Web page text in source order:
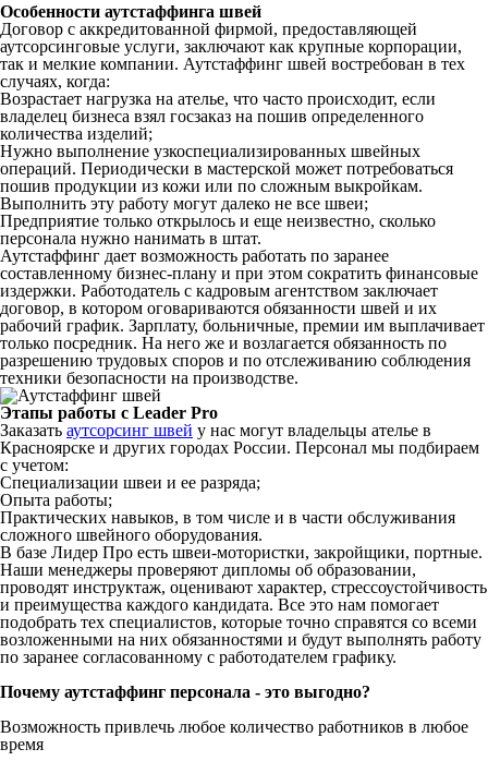
Особенности аутстаффинга швей
Договор с аккредитованной фирмой, предоставляющей
аутсорсинговые услуги, заключают как крупные корпорации,
так и мелкие компании. Аутстаффинг швей востребован в тех
случаях, когда:
Возрастает нагрузка на ателье, что часто происходит, если
владелец бизнеса взял госзаказ на пошив определенного
количества изделий;
Нужно выполнение узкоспециализированных швейных
операций. Периодически в мастерской может потребоваться
пошив продукции из кожи или по сложным выкройкам.
Выполнить эту работу могут далеко не все швеи;
Предприятие только открылось и еще неизвестно, сколько
персонала нужно нанимать в штат.
Аутстаффинг дает возможность работать по заранее
составленному бизнес-плану и при этом сократить финансовые
издержки. Работодатель с кадровым агентством заключает
договор, в котором оговариваются обязанности швей и их
рабочий график. Зарплату, больничные, премии им выплачивает
только посредник. На него же и возлагается обязанность по
разрешению трудовых споров и по отслеживанию соблюдения
техники безопасности на производстве.
Этапы работы с Leader Pro
Заказать аутсорсинг швей у нас могут владельцы ателье в
Красноярске и других городах России. Персонал мы подбираем
с учетом:
Специализации швеи и ее разряда;
Опыта работы;
Практических навыков, в том числе и в части обслуживания
сложного швейного оборудования.
В базе Лидер Про есть швеи-мотористки, закройщики, портные.
Наши менеджеры проверяют дипломы об образовании,
проводят инструктаж, оценивают характер, стрессоустойчивость
и преимущества каждого кандидата. Все это нам помогает
подобрать тех специалистов, которые точно справятся со всеми
возложенными на них обязанностями и будут выполнять работу
по заранее согласованному с работодателем графику.
Почему аутстаффинг персонала - это выгодно?
Возможность привлечь любое количество работников в любое
время